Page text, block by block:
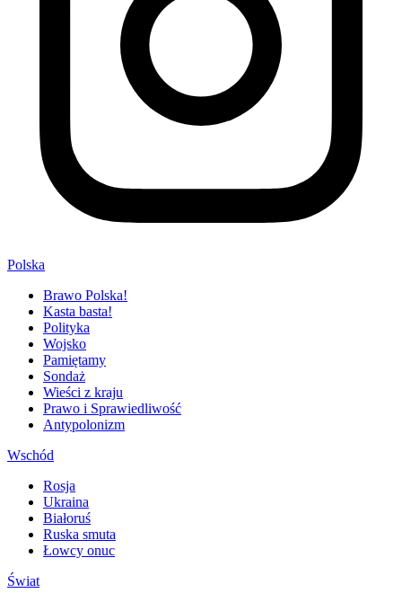
Polska
Brawo Polska!
Kasta basta!
Polityka
Wojsko
Pamiętamy
Sondaż
Wieści z kraju
Prawo i Sprawiedliwość
Antypolonizm
Wschód
Rosja
Ukraina
Białoruś
Ruska smuta
Łowcy onuc
Świat